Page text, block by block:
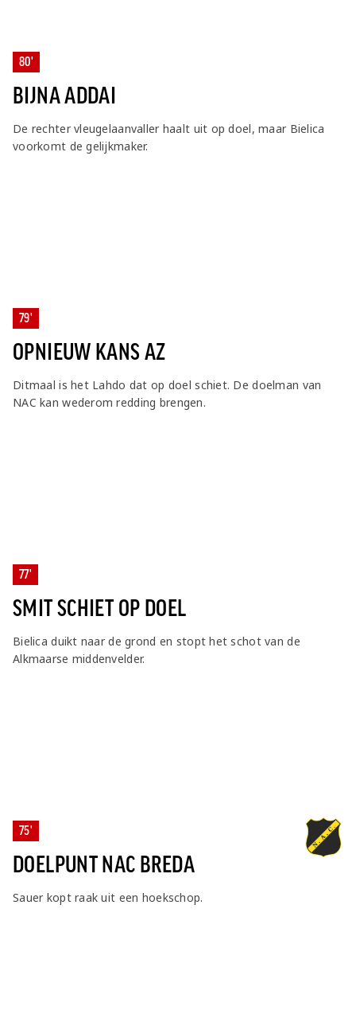
80'
BIJNA ADDAI
De rechter vleugelaanvaller haalt uit op doel, maar Bielica
voorkomt de gelijkmaker.
79'
OPNIEUW KANS AZ
Ditmaal is het Lahdo dat op doel schiet. De doelman van
NAC kan wederom redding brengen.
77'
SMIT SCHIET OP DOEL
Bielica duikt naar de grond en stopt het schot van de
Alkmaarse middenvelder.
75'
DOELPUNT NAC BREDA
Sauer kopt raak uit een hoekschop.